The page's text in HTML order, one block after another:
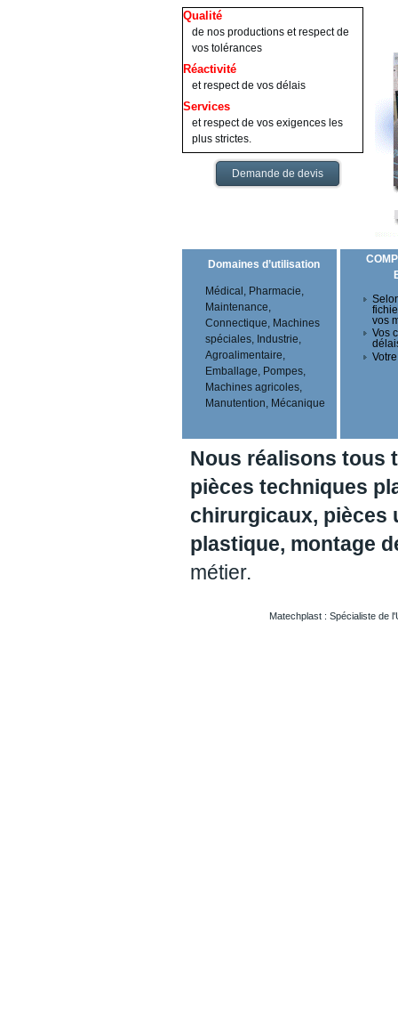
Qualité
de nos productions et respect de
vos tolérances
Réactivité
et respect de vos délais
Services
et respect de vos exigences les
plus strictes.
Demande de devis
Domaines d’utilisation
Médical, Pharmacie,
Maintenance,
Connectique, Machines
spéciales, Industrie,
Agroalimentaire,
Emballage, Pompes,
Machines agricoles,
Manutention, Mécanique
vos
Vos
Nous réalisons tous
pièces techniques
chirurgicaux, pièces
plastique, montage
métier.
Matechplast : Spécialiste de